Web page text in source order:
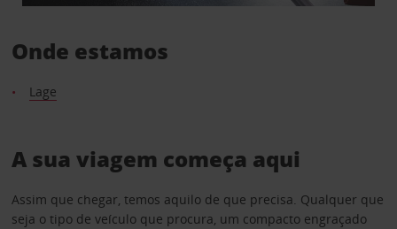
Onde estamos
Lage
A sua viagem começa aqui
Assim que chegar, temos aquilo de que precisa. Qualquer que
seja o tipo de veículo que procura, um compacto engraçado